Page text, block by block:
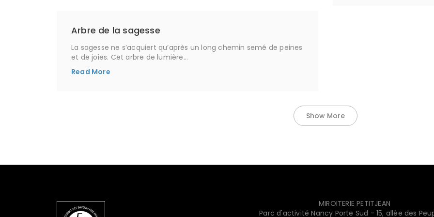
Arbre de la sagesse
La sagesse ne s’acquiert qu’après un long chemin semé de peines
et de joies. Cet arbre de lumière…
Read More
Show More
MIROITERIE PETITJEAN
Parc d'activité Nancy Porte Sud - 15, allée des